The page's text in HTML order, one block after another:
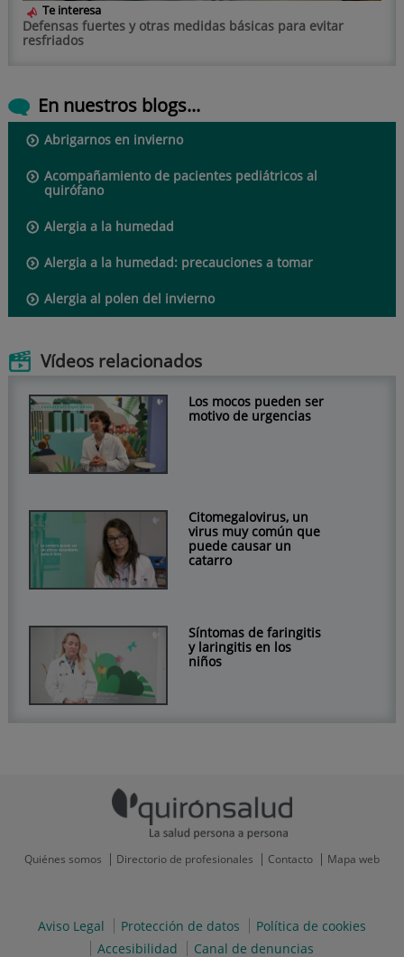
Te interesa
Defensas fuertes y otras medidas básicas para evitar
resfriados
En nuestros blogs...
Abrigarnos en invierno
Acompañamiento de pacientes pediátricos al
quirófano
Alergia a la humedad
Alergia a la humedad: precauciones a tomar
Alergia al polen del invierno
Vídeos relacionados
Los mocos pueden ser
motivo de urgencias
Citomegalovirus, un
virus muy común que
puede causar un
catarro
Síntomas de faringitis
y laringitis en los
niños
Quiénes somos Directorio de profesionales Contacto Mapa web
Aviso Legal Protección de datos
Política de cookies
Accesibilidad
Canal de denuncias